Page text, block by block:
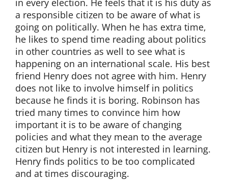
in every election. He feels that it is his duty as
a responsible citizen to be aware of what is
going on politically. When he has extra time,
he likes to spend time reading about politics
in other countries as well to see what is
happening on an international scale. His best
friend Henry does not agree with him. Henry
does not like to involve himself in politics
because he finds it is boring. Robinson has
tried many times to convince him how
important it is to be aware of changing
policies and what they mean to the average
citizen but Henry is not interested in learning.
Henry finds politics to be too complicated
and at times discouraging.